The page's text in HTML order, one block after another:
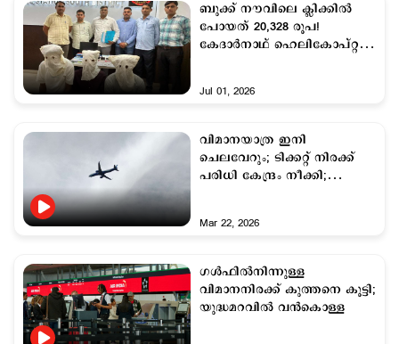
ബുക്ക് നൗവിലെ ക്ലിക്കില്‍
പോയത് 20,328 രൂപ!
കേദാർനാഥ് ഹെലികോപ്റ്റർ
Jul 01, 2026
വിമാനയാത്ര ഇനി
ചെലവേറും; ടിക്കറ്റ് നിരക്ക്
പരിധി കേന്ദ്രം നീക്കി;
Mar 22, 2026
ഗള്‍ഫില്‍നിന്നുള്ള
വിമാനനിരക്ക് കുത്തനെ കൂട്ടി;
യുദ്ധമറവില്‍ വന്‍കൊള്ള